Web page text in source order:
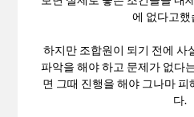
에 없다고했
하지만 조합원이 되기 전에 사
파악을 해야 하고 문제가 없다
면 그때 진행을 해야 그나마
다.